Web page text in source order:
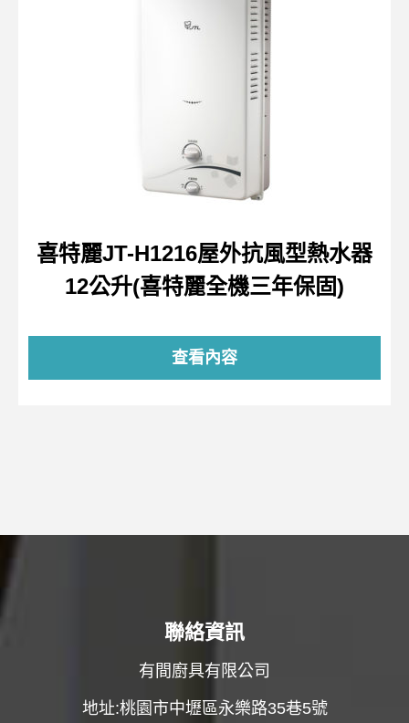
喜特麗JT-H1216屋外抗風型熱水器
12公升(喜特麗全機三年保固)
查看內容
聯絡資訊
有間廚具有限公司
地址:桃園市中壢區永樂路35巷5號